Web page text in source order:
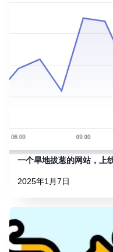
一个旱地拔葱的网站，上
2025年1月7日